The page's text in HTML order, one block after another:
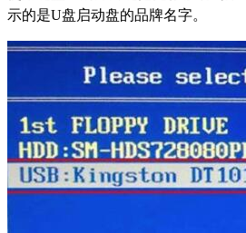
示的是U盘启动盘的品牌名字。